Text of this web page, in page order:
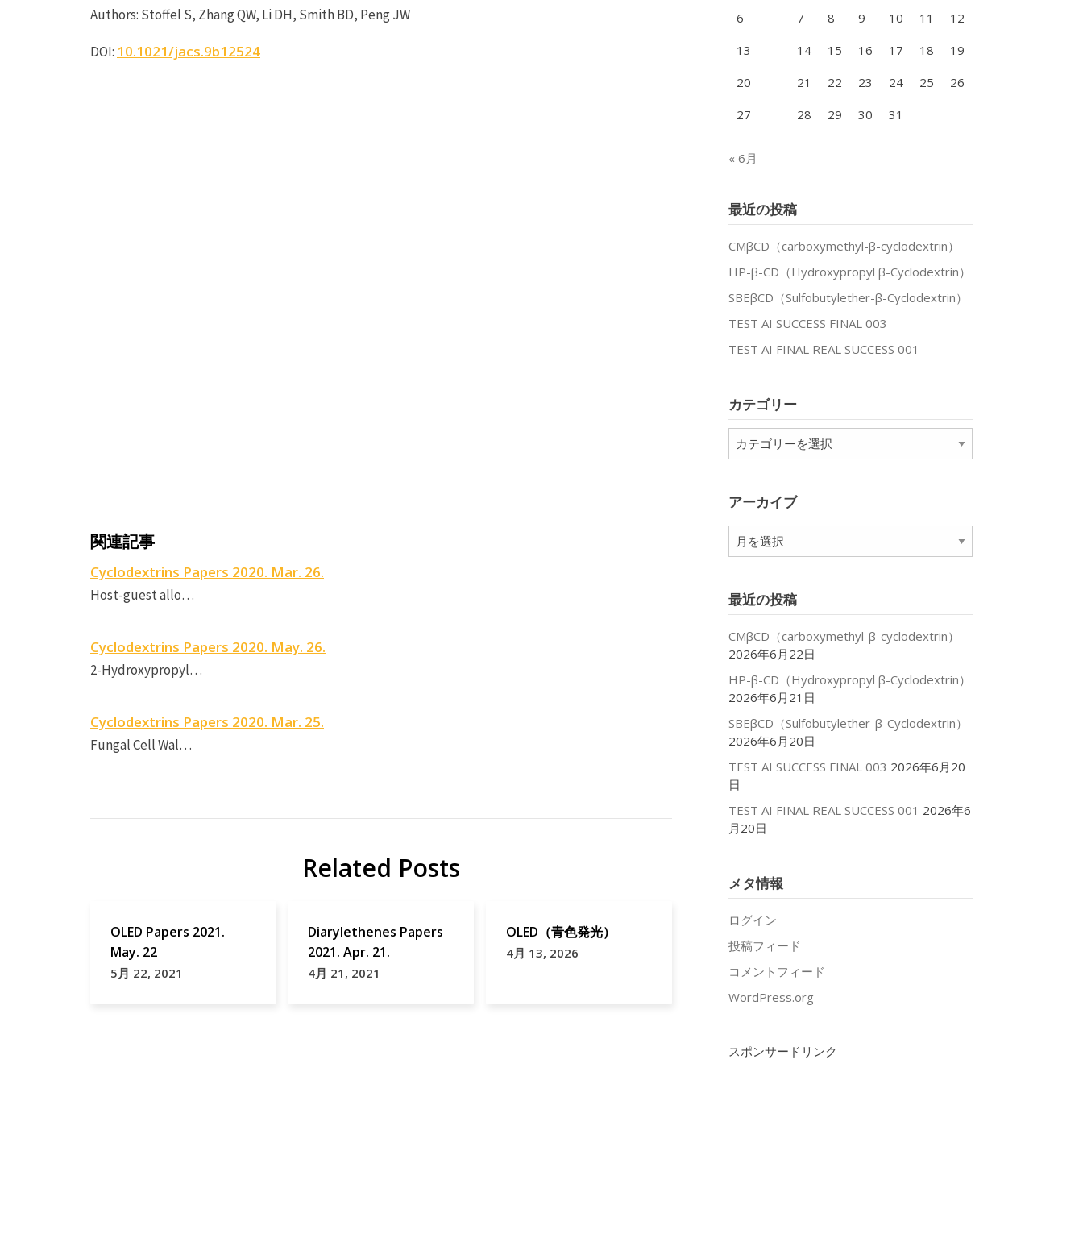
Authors: Stoffel S, Zhang QW, Li DH, Smith BD, Peng JW
DOI: 10.1021/jacs.9b12524
関連記事
Cyclodextrins Papers 2020. Mar. 26.
Host-guest allo…
Cyclodextrins Papers 2020. May. 26.
2-Hydroxypropyl…
Cyclodextrins Papers 2020. Mar. 25.
Fungal Cell Wal…
Cyclodextrin
cyclodextrin
Related Posts
OLED Papers 2021.
May. 22
5月 22, 2021
Diarylethenes Papers
2021. Apr. 21.
4月 21, 2021
OLED（青色発光）
4月 13, 2026
6
7 8 9 10 11
12
13
14 15 16 17 18
19
20
21 22 23 24 25
26
27
28 29 30 31
« 6月
最近の投稿
CMβCD（carboxymethyl-β-cyclodextrin）
HP-β-CD（Hydroxypropyl β-Cyclodextrin）
SBEβCD（Sulfobutylether-β-Cyclodextrin）
TEST AI SUCCESS FINAL 003
TEST AI FINAL REAL SUCCESS 001
カテゴリー
テ
ー
アーカイブ
ア
ー
ブ
最近の投稿
CMβCD（carboxymethyl-β-cyclodextrin）
2026年6月22日
HP-β-CD（Hydroxypropyl β-Cyclodextrin）
2026年6月21日
SBEβCD（Sulfobutylether-β-Cyclodextrin）
2026年6月20日
TEST AI SUCCESS FINAL 003 2026年6月20
日
TEST AI FINAL REAL SUCCESS 001 2026年6
月20日
メタ情報
ログイン
投稿フィード
コメントフィード
WordPress.org
スポンサードリンク